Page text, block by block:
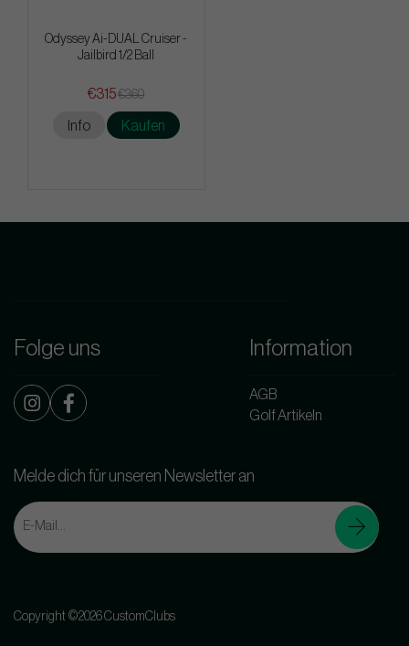
Odyssey Ai-DUAL Cruiser -
Jailbird 1/2 Ball
€315€360
Info Kaufen
Folge uns Information
AGB
Golf Artikeln
Melde dich für unseren Newsletter an
Copyright ©2026 CustomClubs